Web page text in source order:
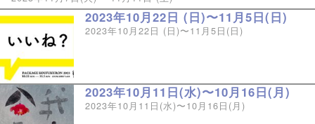
2023年10月22日 (日)〜11月5日(日)
2023年10月22日 (日)〜11月5日(日)
2023年10月11日(水)〜10月16日(月)
2023年10月11日(水)〜10月16日(月)